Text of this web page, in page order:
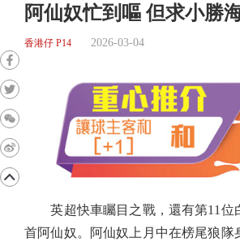
阿仙奴忙到嘔 但求小勝
香港仔 P14 2026-03-04
英超快車矚目之戰，還有第11位
首阿仙奴。阿仙奴上月中在榜尾狼隊